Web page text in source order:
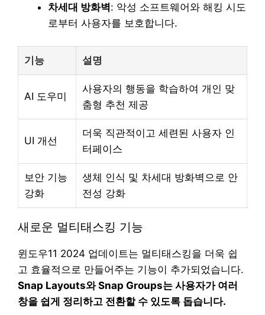
차세대 방화벽: 악성 소프트웨어와 해킹 시도
로부터 사용자를 보호합니다.
기능 설명
AI 도우미
사용자의 행동을 학습하여 개인 맞
춤형 추천 제공
UI 개선
더욱 직관적이고 세련된 사용자 인
터페이스
보안 기능
강화
생체 인식 및 차세대 방화벽으로 안
전성 강화
새로운 멀티태스킹 기능
윈도우11 2024 업데이트는 멀티태스킹을 더욱 쉽
고 효율적으로 만들어주는 기능이 추가되었습니다.
Snap Layouts와 Snap Groups는 사용자가 여러
창을 쉽게 정리하고 전환할 수 있도록 돕습니다.